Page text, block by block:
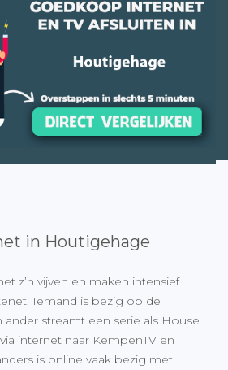
in Houtigehage
z’n vijven en maken intensief
Iemand is bezig op de
streamt een serie als House
internet naar KempenTV en
is online vaak bezig met